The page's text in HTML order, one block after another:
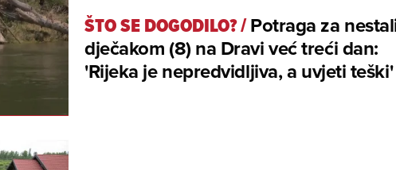
ŠTO SE DOGODILO?/Potraga za
dječakom (8) na Dravi već treći dan:
'Rijeka je nepredvidljiva, a uvjeti teški'